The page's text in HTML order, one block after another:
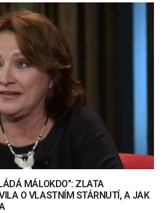
MÁLOKDO”: ZLATA
O VLASTNÍM STÁRNUTÍ, A JAK